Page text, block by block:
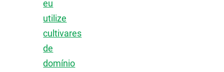
eu
utilize
cultivares
de
domínio